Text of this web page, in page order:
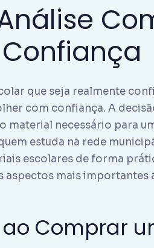
que seja realmente
com confiança. A
material necessário para
estuda na rede
escolares de forma
aspectos mais importantes
Comprar